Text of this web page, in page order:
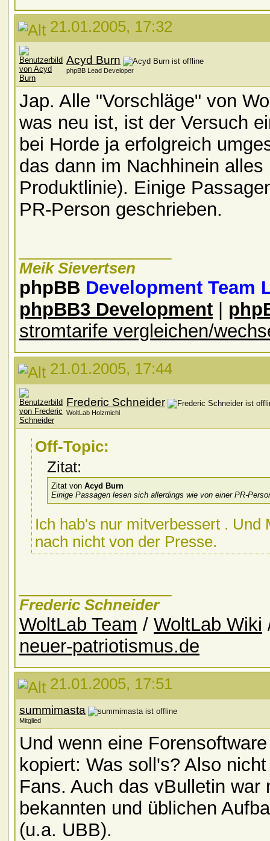
21.01.2005, 17:32
Acyd Burn
phpBB Lead Developer
Jap. Alle "Vorschläge" von
was neu ist, ist der Versuch
bei Horde ja erfolgreich
das dann im Nachhinein
Produktlinie). Einige
PR-Person geschrieben.
Meik Sievertsen
phpBB Development Team
phpBB3 Development
stromtarife vergleichen/
21.01.2005, 17:44
Frederic Schneider
WoltLab Holzmichl
Off-Topic:
Zitat:
Zitat von Acyd Burn
Einige Passagen lesen sich allerdings wie von einer PR-
Ich hab's nur mitverbessert . Und
nach nicht von der Presse.
Frederic Schneider
WoltLab Team / WoltLab Wiki
neuer-patriotismus.de
21.01.2005, 17:51
summimasta
Mitglied
Und wenn eine
kopiert: Was soll's? Also
Fans. Auch das vBulletin
bekannten und üblichen
(u.a. UBB).